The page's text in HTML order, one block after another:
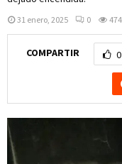
31 enero, 2025 0 474
COMPARTIR 0